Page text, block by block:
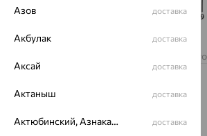
Нет в наличии
Изделие недоступно для заказа в вашем
Вес:6.99 — 7.51
Азов доставка
Акбулак доставка
Аксай доставка
Актаныш доставка
Актюбинский, Азнакаевский район доставка